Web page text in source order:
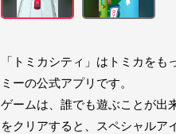
「トミカシティ」はトミカを
ミーの公式アプリです。
ゲームは、誰でも遊ぶことが出
をクリアすると、スペシャルア